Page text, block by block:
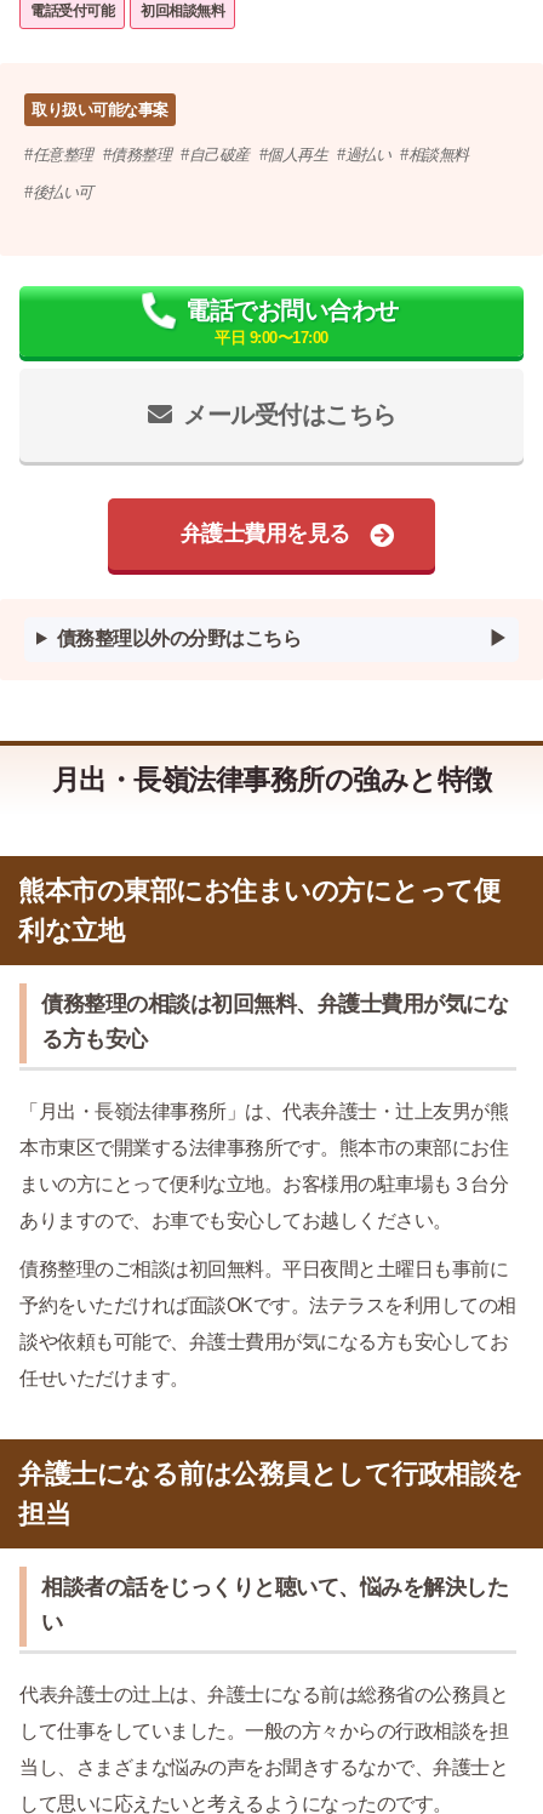
電話受付可能 初回相談無料
取り扱い可能な事案
任意整理 債務整理 自己破産 個人再生 過払い 相談無料
後払い可
メール受付はこちら
電話でお問い合わせ
平日 9:00〜17:00
弁護士費用を見る
債務整理以外の分野はこちら
月出・長嶺法律事務所の強みと特徴
熊本市の東部にお住まいの方にとって便
利な立地
債務整理の相談は初回無料、弁護士費用が気にな
る方も安心
「月出・長嶺法律事務所」は、代表弁護士・辻上友男が熊
本市東区で開業する法律事務所です。熊本市の東部にお住
まいの方にとって便利な立地。お客様用の駐車場も３台分
ありますので、お車でも安心してお越しください。
債務整理のご相談は初回無料。平日夜間と土曜日も事前に
予約をいただければ面談OKです。法テラスを利用しての相
談や依頼も可能で、弁護士費用が気になる方も安心してお
任せいただけます。
弁護士になる前は公務員として行政相談を
担当
相談者の話をじっくりと聴いて、悩みを解決した
い
代表弁護士の辻上は、弁護士になる前は総務省の公務員と
して仕事をしていました。一般の方々からの行政相談を担
当し、さまざまな悩みの声をお聞きするなかで、弁護士と
して思いに応えたいと考えるようになったのです。